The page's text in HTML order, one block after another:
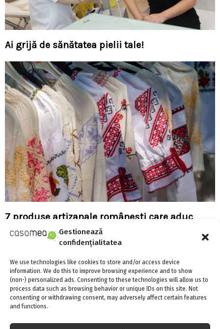
Gestionează
confidențialitatea
We use technologies like cookies to store and/or access device
information. We do this to improve browsing experience and to show
(non-) personalized ads. Consenting to these technologies will allow us to
process data such as browsing behavior or unique IDs on this site. Not
consenting or withdrawing consent, may adversely affect certain features
and functions.
Ai grijă de sănătatea pielii tale!
7 produse artizanale românești care aduc
tradiția mai aproape